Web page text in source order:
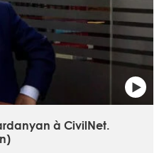
à CivilNet.